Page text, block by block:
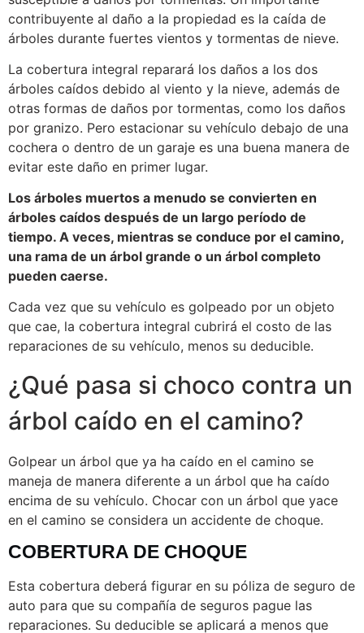
contribuyente al daño a la propiedad es la caída de
árboles durante fuertes vientos y tormentas de nieve.
La cobertura integral reparará los daños a los dos
árboles caídos debido al viento y la nieve, además de
otras formas de daños por tormentas, como los daños
por granizo. Pero estacionar su vehículo debajo de una
cochera o dentro de un garaje es una buena manera de
evitar este daño en primer lugar.
Los árboles muertos a menudo se convierten en
árboles caídos después de un largo período de
tiempo. A veces, mientras se conduce por el camino,
una rama de un árbol grande o un árbol completo
pueden caerse.
Cada vez que su vehículo es golpeado por un objeto
que cae, la cobertura integral cubrirá el costo de las
reparaciones de su vehículo, menos su deducible.
¿Qué pasa si choco contra un
árbol caído en el camino?
Golpear un árbol que ya ha caído en el camino se
maneja de manera diferente a un árbol que ha caído
encima de su vehículo. Chocar con un árbol que yace
en el camino se considera un accidente de choque.
COBERTURA DE CHOQUE
Esta cobertura deberá figurar en su póliza de seguro de
auto para que su compañía de seguros pague las
reparaciones. Su deducible se aplicará a menos que